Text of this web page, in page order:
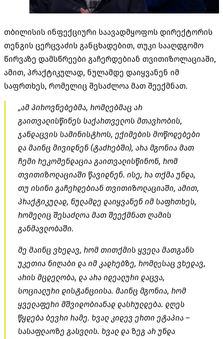
თბილისის ინფექციური საავადმყოფოს დირექტორის
თენგის ცერცვაძის განცხადებით, თუკი სააღდგომო
წირვაზე დამსწრეები გაჩერდებიან თვითიზოლაციაში,
ამით, პრაქტიკულად, ნულამდე დაიყვანენ იმ
საფრთხეს, რომელიც შესაძლოა მათ შეექმნათ.
„ამ პიროვნებებმა, რომლებმაც არ
გაითვალისწინეს საქართველოს მთავრობის,
ჯანდაცვის სამინისტროს, ექიმების მოწოდებები
და მაინც მივიდნენ (ტაძრებში), არა მგონია მათ
ჩემი რეკომენდაცია გაითვალისწინონ, რომ
თვითიზოლაციაში წავიდნენ. ისე, რა თქმა უნდა,
თუ ისინი გაჩერდებიან თვითიზოლაციაში, ამით,
პრაქტიკულად, ნულამდე დაიყვანენ იმ საფრთხეს,
რომელიც შესაძლოა მათ შეექმნათ ღამის
განმავლობაში.
მე მაინც ვხედავ, რომ თითქმის ყველა მათგანს
უკეთია ნიღაბი და იმ კადრებზე, რომლესაც ვხედავ,
არის მცდელობა, და არა იდეალური დაცვა,
სოციალური დისტანციისა. მაინც მგონია, რომ
ყველაფერი მშვიდობიანად დასრულდება. დღეს
წყდება ბევრი რამე. ხვალ კიდევ ერთი ეტაპია –
სასაფლაოზე გასვლის. ხვალ და ზეგ არ უნდა